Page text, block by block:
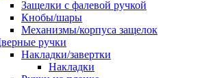
Защелки с фалевой ручкой
Кнобы/шары
Механизмы/корпуса защелок
ручки
Накладки/завертки
Накладки